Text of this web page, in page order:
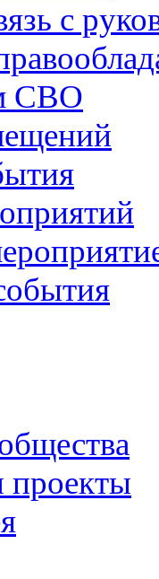
с
СВО
проекты